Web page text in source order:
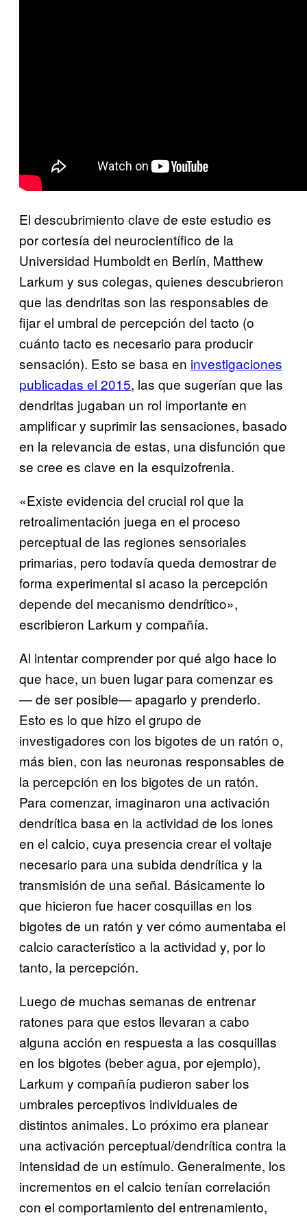
El descubrimiento clave de este estudio es
por cortesía del neurocientífico de la
Universidad Humboldt en Berlín, Matthew
Larkum y sus colegas, quienes descubrieron
que las dendritas son las responsables de
fijar el umbral de percepción del tacto (o
cuánto tacto es necesario para producir
sensación). Esto se basa en investigaciones
publicadas el 2015, las que sugerían que las
dendritas jugaban un rol importante en
amplificar y suprimir las sensaciones, basado
en la relevancia de estas, una disfunción que
se cree es clave en la esquizofrenia.
«Existe evidencia del crucial rol que la
retroalimentación juega en el proceso
perceptual de las regiones sensoriales
primarias, pero todavía queda demostrar de
forma experimental si acaso la percepción
depende del mecanismo dendrítico»,
escribieron Larkum y compañía.
Al intentar comprender por qué algo hace lo
que hace, un buen lugar para comenzar es
— de ser posible— apagarlo y prenderlo.
Esto es lo que hizo el grupo de
investigadores con los bigotes de un ratón o,
más bien, con las neuronas responsables de
la percepción en los bigotes de un ratón.
Para comenzar, imaginaron una activación
dendrítica basa en la actividad de los iones
en el calcio, cuya presencia crear el voltaje
necesario para una subida dendrítica y la
transmisión de una señal. Básicamente lo
que hicieron fue hacer cosquillas en los
bigotes de un ratón y ver cómo aumentaba el
calcio característico a la actividad y, por lo
tanto, la percepción.
Luego de muchas semanas de entrenar
ratones para que estos llevaran a cabo
alguna acción en respuesta a las cosquillas
en los bigotes (beber agua, por ejemplo),
Larkum y compañía pudieron saber los
umbrales perceptivos individuales de
distintos animales. Lo próximo era planear
una activación perceptual/dendrítica contra la
intensidad de un estímulo. Generalmente, los
incrementos en el calcio tenían correlación
con el comportamiento del entrenamiento,